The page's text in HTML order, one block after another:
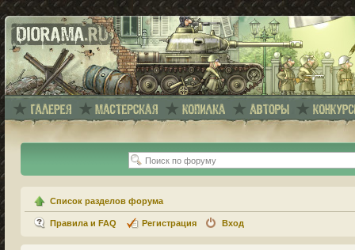
Список разделов форума
Правила и FAQ Регистрация Вход